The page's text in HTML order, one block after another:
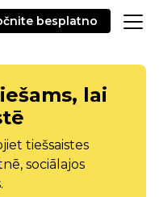
besplatno
lai
tiešsaistes
sociālajos